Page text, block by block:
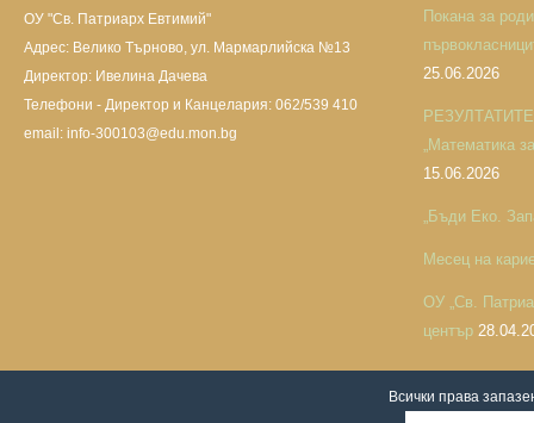
ОУ "Св. Патриарх Евтимий"
Адрес: Велико Търново, ул. Мармарлийска №13
Директор: Ивелина Дачева
Телефони - Директор и Канцелария: 062/539 410
email: info-300103@edu.mon.bg
Покана за
25.06.2026
РЕЗУЛТАТИТЕ
„Математика
15.06.2026
„Бъди Еко.
Месец на
ОУ „Св.
център
Всички права